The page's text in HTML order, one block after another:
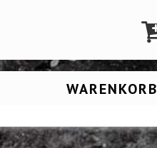
WARENKORB